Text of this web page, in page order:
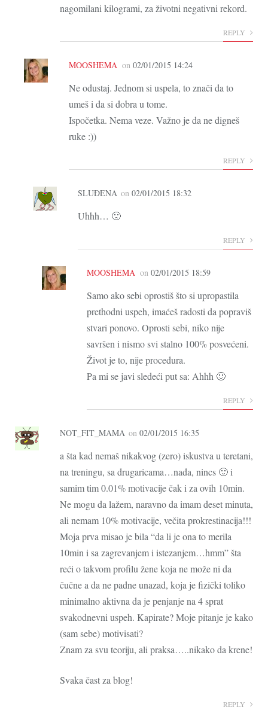
nagomilani kilogrami, za životni negativni rekord.
REPLY
MOOSHEMA on 02/01/2015 14:24
Ne odustaj. Jednom si uspela, to znači da to
umeš i da si dobra u tome.
Ispočetka. Nema veze. Važno je da ne digneš
ruke :))
REPLY
SLUĐENA on 02/01/2015 18:32
Uhhh… 🙁
REPLY
MOOSHEMA on 02/01/2015 18:59
Samo ako sebi oprostiš što si upropastila
prethodni uspeh, imaćeš radosti da popraviš
stvari ponovo. Oprosti sebi, niko nije
savršen i nismo svi stalno 100% posvećeni.
Život je to, nije procedura.
Pa mi se javi sledeći put sa: Ahhh 🙂
REPLY
NOT_FIT_MAMA on 02/01/2015 16:35
a šta kad nemaš nikakvog (zero) iskustva u teretani,
na treningu, sa drugaricama…nada, nincs 🙂 i
samim tim 0.01% motivacije čak i za ovih 10min.
Ne mogu da lažem, naravno da imam deset minuta,
ali nemam 10% motivacije, večita prokrestinacija!!!
Moja prva misao je bila “da li je ona to merila
10min i sa zagrevanjem i istezanjem…hmm” šta
reći o takvom profilu žene koja ne može ni da
čučne a da ne padne unazad, koja je fizički toliko
minimalno aktivna da je penjanje na 4 sprat
svakodnevni uspeh. Kapirate? Moje pitanje je kako
(sam sebe) motivisati?
Znam za svu teoriju, ali praksa…..nikako da krene!
Svaka čast za blog!
REPLY